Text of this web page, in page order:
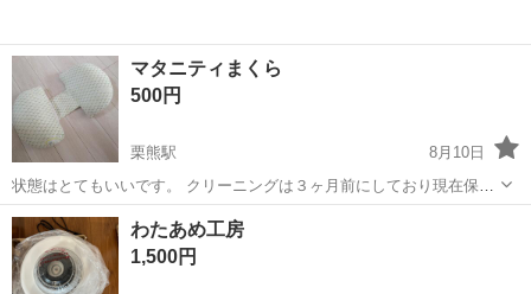
マタニティまくら
500円
栗熊駅
8月10日
状態はとてもいいです。 クリーニングは３ヶ月前にしており現在保管
中です。
香川 丸亀市 栗熊駅 マタニティ用品
わたあめ工房
1,500円